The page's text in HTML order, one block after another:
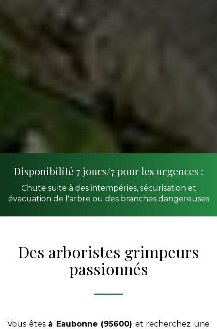
Disponibilité 7 jours/7 pour les urgences :
Chute suite à des intempéries, sécurisation et
évacuation de l'arbre ou des branches dangereuses
Des arboristes grimpeurs
passionnés
Vous êtes à Eaubonne (95600) et recherchez une